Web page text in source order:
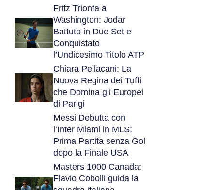
Fritz Trionfa a
Washington: Jodar
Battuto in Due Set e
Conquistato
l’Undicesimo Titolo ATP
Chiara Pellacani: La
Nuova Regina dei Tuffi
che Domina gli Europei
di Parigi
Messi Debutta con
l’Inter Miami in MLS:
Prima Partita senza Gol
dopo la Finale USA
Masters 1000 Canada:
Flavio Cobolli guida la